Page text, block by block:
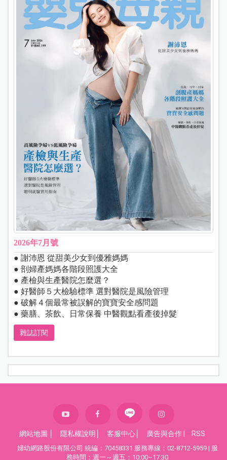
2026年7月號
● 謝沛恩 從甜美少女到優雅媽媽
● 剖婦產媽媽各階段照護大全
● 產檢與生產醫院怎麼選？
● 好醫師５大檢驗標準 選對醫院是風險管理
● 破解４個最常被誤解的寶寶安全感問題
● 藥膳、茶飲、日常保養 中醫觀點看產後掉髮
雜誌訂閱
網站地圖 隱私權說明 客服中心 廣告與合作 RSS
婦幼網路股份有限公司 統編：70458331 服務專線：02-8712-5959 | 服
務時間：週一～週五：10:00~17:30